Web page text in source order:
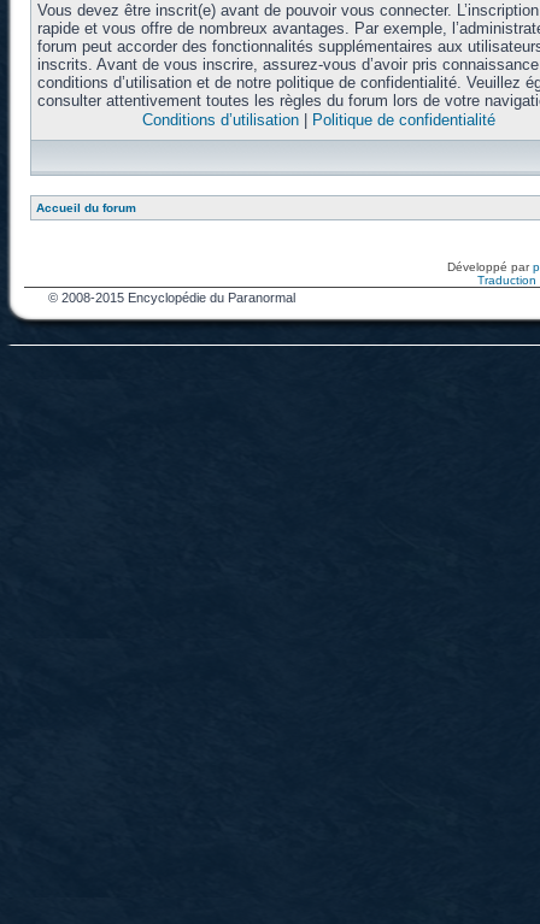
Vous devez être inscrit(e) avant de pouvoir vous connecter.
rapide et vous offre de nombreux avantages. Par exemple,
forum peut accorder des fonctionnalités supplémentaires aux
inscrits. Avant de vous inscrire, assurez-vous d’avoir pris
conditions d’utilisation et de notre politique de confidentialité. Veuillez
consulter attentivement toutes les règles du forum lors de votre
Conditions d’utilisation| Politique de confidentialité
Accueil du forum
Développé par
Traduction
© 2008-2015 Encyclopédie du Paranormal